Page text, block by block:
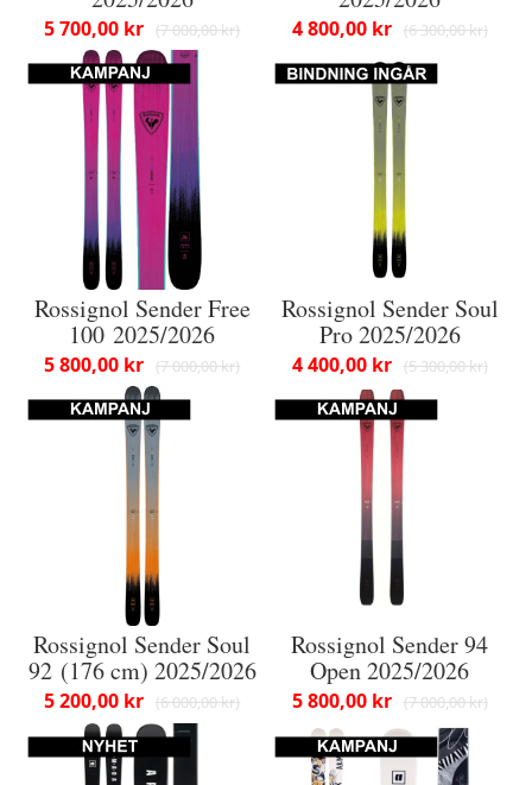
7 000,00 kr
5 700,00 kr 6 300,00 kr
4 800,00 kr
Rossignol Sender Free
100 2025/2026
7 000,00 kr
5 800,00 kr
Rossignol Sender Soul
Pro 2025/2026
5 300,00 kr
4 400,00 kr
Rossignol Sender Soul
92 (176 cm) 2025/2026
6 000,00 kr
5 200,00 kr
Rossignol Sender 94
Open 2025/2026
7 000,00 kr
5 800,00 kr